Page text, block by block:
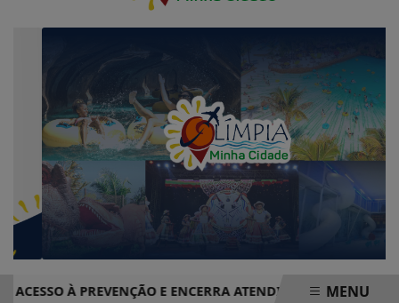
À PREVENÇÃO E ENCERRA ATENDIMENTOS COM MAIS
MENU